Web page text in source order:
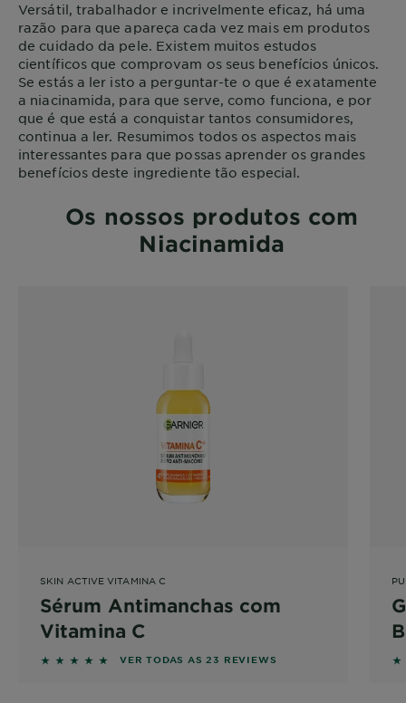
Versátil, trabalhador e incrivelmente eficaz, há uma
razão para que apareça cada vez mais em produtos
de cuidado da pele. Existem muitos estudos
científicos que comprovam os seus benefícios únicos.
Se estás a ler isto a perguntar-te o que é exatamente
a niacinamida, para que serve, como funciona, e por
que é que está a conquistar tantos consumidores,
continua a ler. Resumimos todos os aspectos mais
interessantes para que possas aprender os grandes
benefícios deste ingrediente tão especial.
Os nossos produtos com
Niacinamida
SKIN ACTIVE VITAMINA C
Sérum Antimanchas com
Vitamina C
4.6957 out of 5 stars based on reviews
VER TODAS AS 23 REVIEWS